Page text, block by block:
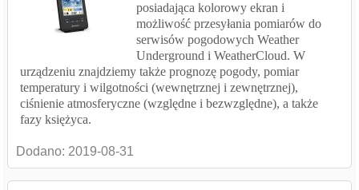
posiadająca kolorowy ekran i
możliwość przesyłania pomiarów do
serwisów pogodowych Weather
Underground i WeatherCloud. W
urządzeniu znajdziemy także prognozę pogody, pomiar
temperatury i wilgotności (wewnętrznej i zewnętrznej),
ciśnienie atmosferyczne (względne i bezwzględne), a także
fazy księżyca.
Dodano: 2019-08-31